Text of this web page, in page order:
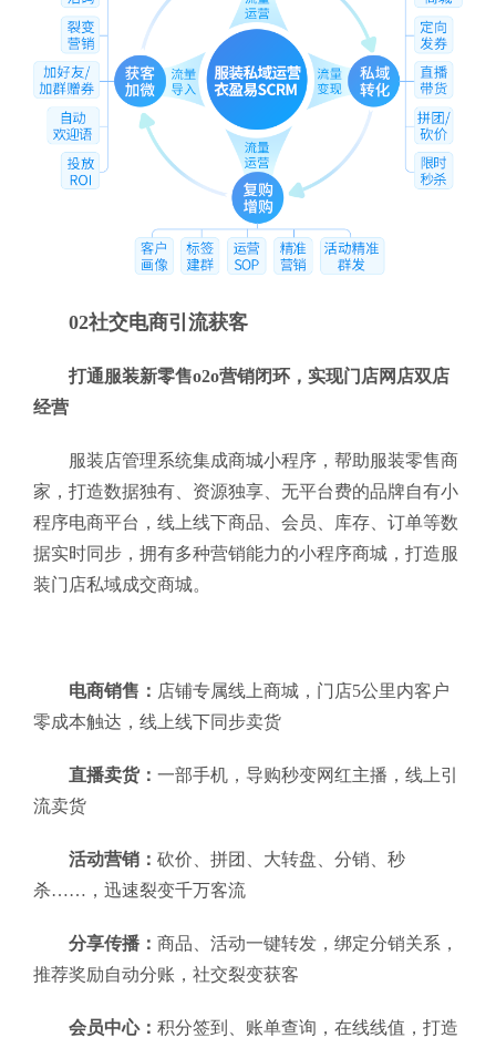
02社交电商引流获客
打通服装新零售o2o营销闭环，实现门店网店双店
经营
服装店管理系统集成商城小程序，帮助服装零售商
家，打造数据独有、资源独享、无平台费的品牌自有小
程序电商平台，线上线下商品、会员、库存、订单等数
据实时同步，拥有多种营销能力的小程序商城，打造服
装门店私域成交商城。
电商销售： 店铺专属线上商城，门店5公里内客户
零成本触达，线上线下同步卖货
直播卖货： 一部手机，导购秒变网红主播，线上引
流卖货
活动营销： 砍价、拼团、大转盘、分销、秒
杀……，迅速裂变千万客流
分享传播： 商品、活动一键转发，绑定分销关系，
推荐奖励自动分账，社交裂变获客
会员中心： 积分签到、账单查询，在线线值，打造